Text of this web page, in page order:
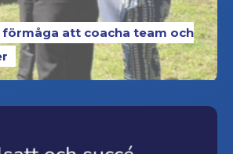
förmåga att coacha team och